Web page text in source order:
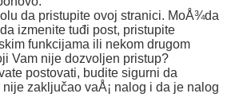
da pristupite ovoj stranici. MoÅ¾da
izmenite tuđi post, pristupite
funkcijama ili nekom drugom
Vam nije dozvoljen pristup?
postovati, budite sigurni da
zaključao vaÅ¡ nalog i da je nalog